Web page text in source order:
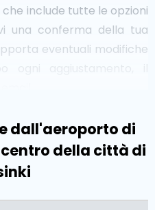
include tutte le opzioni
una conferma della tua
eventuali modifiche
in tutti gli aeroporti
crociera di tutto il mondo.
sintesi
dall'aeroporto di
della città di